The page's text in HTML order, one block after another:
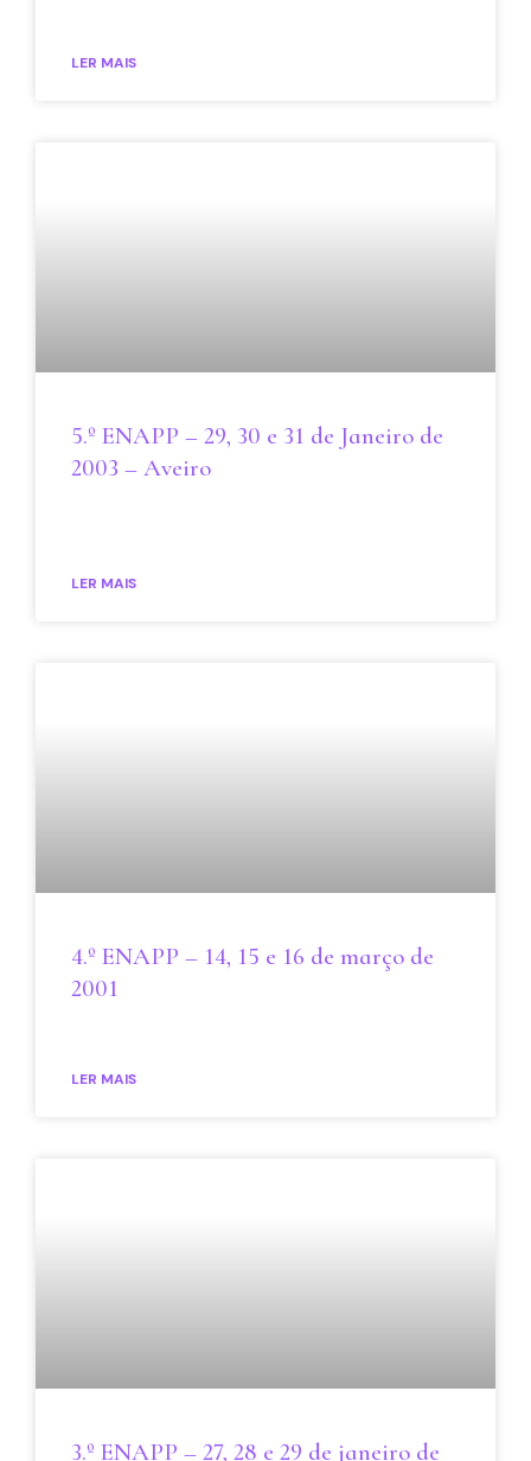
LER MAIS
5.º ENAPP – 29, 30 e 31 de Janeiro de
2003 – Aveiro
LER MAIS
4.º ENAPP – 14, 15 e 16 de março de
2001
LER MAIS
3.º ENAPP – 27, 28 e 29 de janeiro de